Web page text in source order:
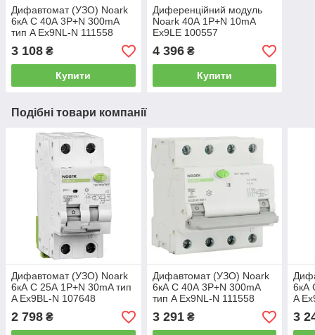
Дифавтомат (УЗО) Noark
6кА C 40А 3P+N 300mA
тип A Ex9NL-N 111558
3 108 ₴
Купити
Диференційний модуль
Noark 40А 1P+N 10mA
Ex9LE 100557
4 396₴
Купити
Подібні товари компанії
Дифавтомат (УЗО) Noark
6кА C 25А 1P+N 30mA тип
A Ex9BL-N 107648
2 798 ₴
Дифавтомат (УЗО) Noark
6кА C 40А 3P+N 300mA
тип A Ex9NL-N 111558
3 291₴
6кА
A
3